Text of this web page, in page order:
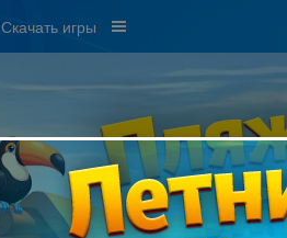
Скачать игры